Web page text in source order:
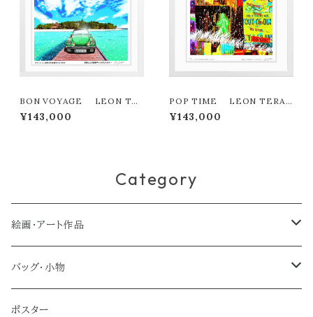
BON VOYAGE LEON TE
RASHIMA版画作品180作限定
¥143,000
POP TIME LEON TERAS
HIMA版画作品180作限定
¥143,000
Category
絵画・アート作品
大型作品
ノーマルサイズ（約Ａ２サイズ）
バッグ・小物
トートバッグ
ポスター